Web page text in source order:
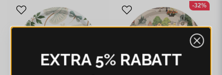
-32%
EXTRA 5% RABATT